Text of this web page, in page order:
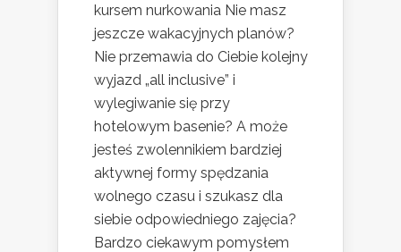
kursem nurkowania Nie masz
jeszcze wakacyjnych planów?
Nie przemawia do Ciebie kolejny
wyjazd „all inclusive” i
wylegiwanie się przy
hotelowym basenie? A może
jesteś zwolennikiem bardziej
aktywnej formy spędzania
wolnego czasu i szukasz dla
siebie odpowiedniego zajęcia?
Bardzo ciekawym pomysłem